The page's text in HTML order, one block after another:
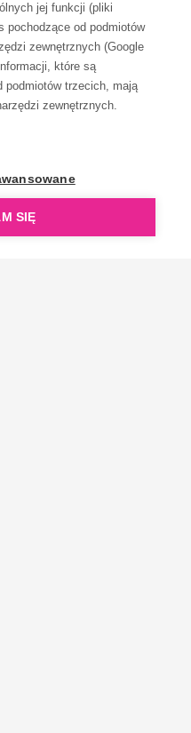
jej funkcji (pliki
pochodzące od podmiotów
zewnętrznych (Google
które są
podmiotów trzecich, mają
zewnętrznych.
SIĘ
ReflectGroup.